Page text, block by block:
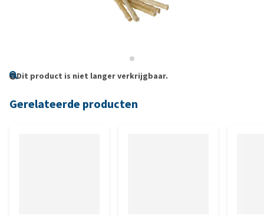
Dit product is niet langer verkrijgbaar.
Gerelateerde producten